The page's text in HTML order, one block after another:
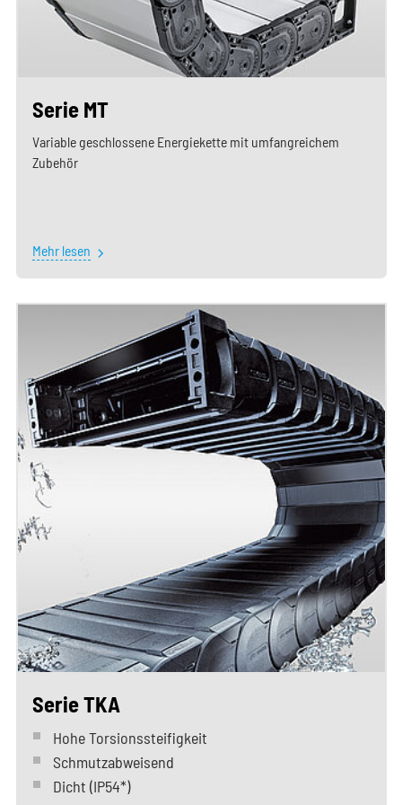
Serie MT
Variable geschlossene Energiekette mit umfangreichem
Zubehör
Mehr lesen
Serie TKA
Hohe Torsionssteifigkeit
Schmutzabweisend
Dicht (IP54*)